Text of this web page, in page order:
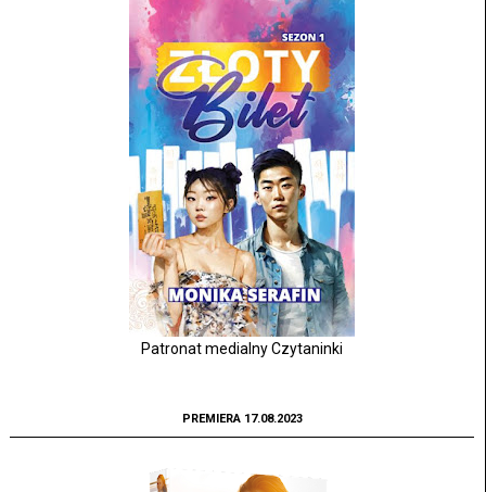
Patronat medialny Czytaninki
PREMIERA 17.08.2023